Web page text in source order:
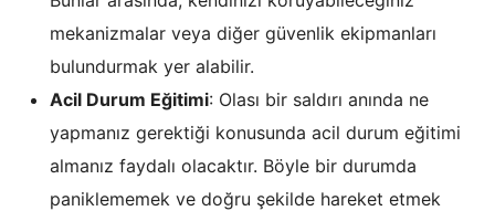
mekanizmalar veya diğer güvenlik ekipmanları
bulundurmak yer alabilir.
Acil Durum Eğitimi: Olası bir saldırı anında ne
yapmanız gerektiği konusunda acil durum eğitimi
almanız faydalı olacaktır. Böyle bir durumda
paniklememek ve doğru şekilde hareket etmek